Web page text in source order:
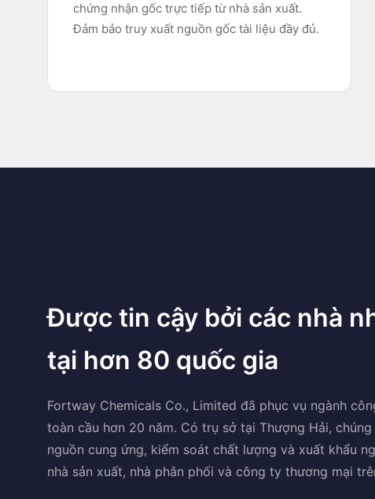
chứng nhận gốc trực tiếp từ nhà sản xuất.
Đảm bảo truy xuất nguồn gốc tài liệu đầy đủ.
Được tin cậy bởi các nhà
tại hơn 80 quốc gia
Fortway Chemicals Co., Limited đã phục vụ ngành
toàn cầu hơn 20 năm. Có trụ sở tại Thượng Hải,
nguồn cung ứng, kiểm soát chất lượng và xuất khẩu
nhà sản xuất, nhà phân phối và công ty thương mại